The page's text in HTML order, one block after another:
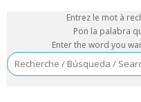
Entrez le mot à
Pon la palabra
Enter the word you